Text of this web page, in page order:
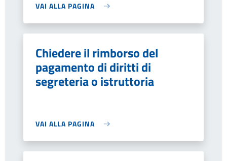
VAI ALLA PAGINA
Chiedere il rimborso del
pagamento di diritti di
segreteria o istruttoria
VAI ALLA PAGINA